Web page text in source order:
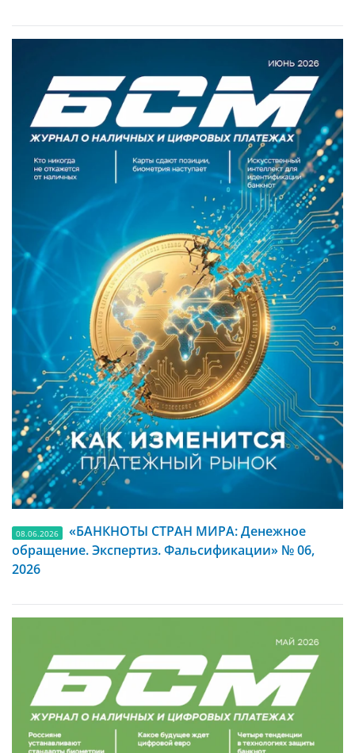
08.06.2026
«БАНКНОТЫ СТРАН МИРА: Денежное
обращение. Экспертиз. Фальсификации» № 06,
2026